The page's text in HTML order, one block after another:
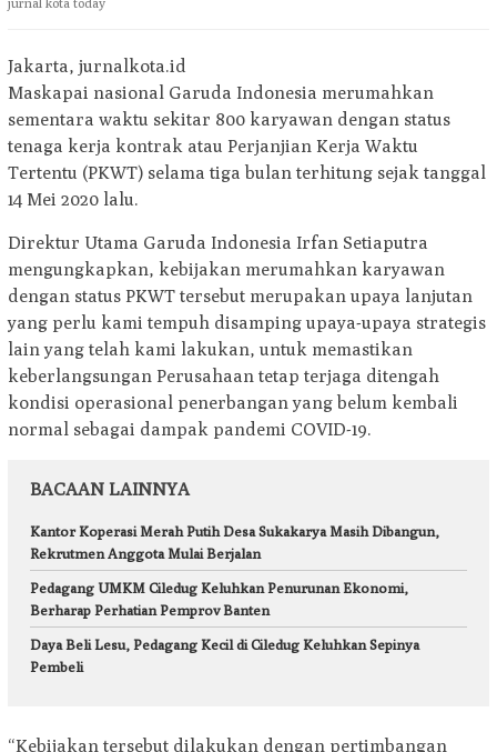
Jakarta, jurnalkota.id
Maskapai nasional Garuda Indonesia merumahkan
sementara waktu sekitar 800 karyawan dengan status
tenaga kerja kontrak atau Perjanjian Kerja Waktu
Tertentu (PKWT) selama tiga bulan terhitung sejak tanggal
14 Mei 2020 lalu.
Direktur Utama Garuda Indonesia Irfan Setiaputra
mengungkapkan, kebijakan merumahkan karyawan
dengan status PKWT tersebut merupakan upaya lanjutan
yang perlu kami tempuh disamping upaya-upaya strategis
lain yang telah kami lakukan, untuk memastikan
keberlangsungan Perusahaan tetap terjaga ditengah
kondisi operasional penerbangan yang belum kembali
normal sebagai dampak pandemi COVID-19.
BACAAN LAINNYA
Kantor Koperasi Merah Putih Desa Sukakarya Masih Dibangun,
Rekrutmen Anggota Mulai Berjalan
Pedagang UMKM Ciledug Keluhkan Penurunan Ekonomi,
Berharap Perhatian Pemprov Banten
Daya Beli Lesu, Pedagang Kecil di Ciledug Keluhkan Sepinya
Pembeli
“Kebijakan tersebut dilakukan dengan pertimbangan